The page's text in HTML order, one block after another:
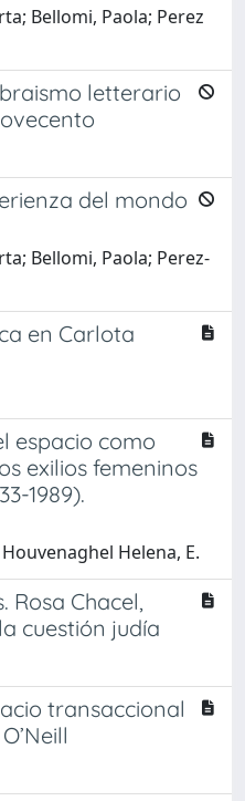
Bellomi, Paola; Perez
letterario
del mondo
Bellomi, Paola; Perez-
en Carlota
espacio como
exilios femeninos
1989).
Helena, E.
Rosa Chacel,
cuestión judía
transaccional